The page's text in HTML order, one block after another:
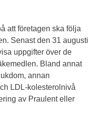
att företagen ska följa
Senast den 31 augusti
uppgifter över de
Bland annat
annan
LDL-kolesterolnivå
av Praulent eller